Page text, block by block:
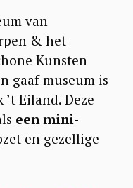
van
& het
Kunsten
gaaf museum is
Eiland. Deze
een mini-
en gezellige